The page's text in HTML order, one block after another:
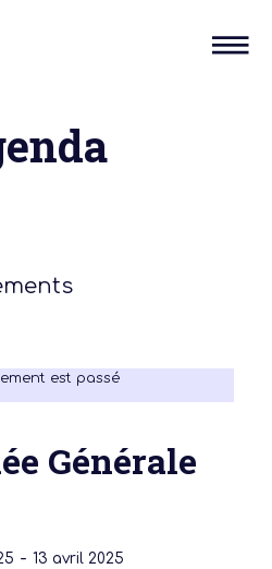
est passé
Générale
- 13 avril 2025